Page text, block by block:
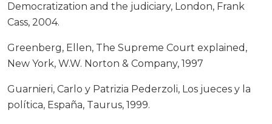
Democratization and the judiciary, London, Frank
Cass, 2004.
Greenberg, Ellen, The Supreme Court explained,
New York, W.W. Norton & Company, 1997
Guarnieri, Carlo y Patrizia Pederzoli, Los jueces y la
política, España, Taurus, 1999.